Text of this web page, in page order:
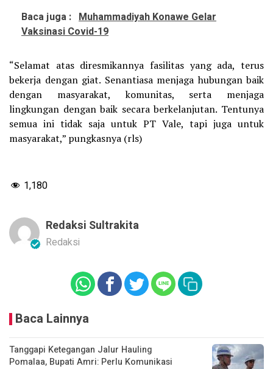
Baca juga : Muhammadiyah Konawe Gelar
Vaksinasi Covid-19
“Selamat atas diresmikannya fasilitas yang ada, terus
bekerja dengan giat. Senantiasa menjaga hubungan baik
dengan masyarakat, komunitas, serta menjaga
lingkungan dengan baik secara berkelanjutan. Tentunya
semua ini tidak saja untuk PT Vale, tapi juga untuk
masyarakat,” pungkasnya (rls)
1,180
Redaksi Sultrakita
Redaksi
Baca Lainnya
Tanggapi Ketegangan Jalur Hauling
Pomalaa, Bupati Amri: Perlu Komunikasi